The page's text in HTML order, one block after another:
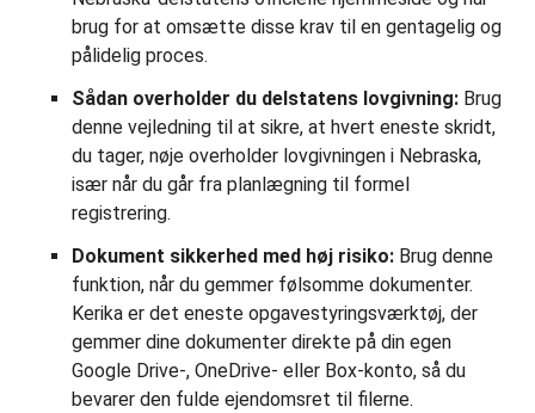
brug for at omsætte disse krav til en gentagelig og
pålidelig proces.
Sådan overholder du delstatens lovgivning: Brug
denne vejledning til at sikre, at hvert eneste skridt,
du tager, nøje overholder lovgivningen i Nebraska,
især når du går fra planlægning til formel
registrering.
Dokument sikkerhed med høj risiko: Brug denne
funktion, når du gemmer følsomme dokumenter.
Kerika er det eneste opgavestyringsværktøj, der
gemmer dine dokumenter direkte på din egen
Google Drive-, OneDrive- eller Box-konto, så du
bevarer den fulde ejendomsret til filerne.